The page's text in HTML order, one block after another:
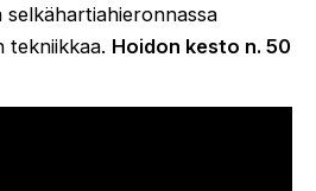
selkähartiahieronnassa
tekniikkaa. Hoidon kesto n. 50